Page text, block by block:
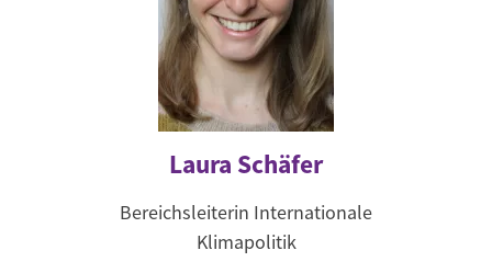
Laura Schäfer
Bereichsleiterin Internationale
Klimapolitik